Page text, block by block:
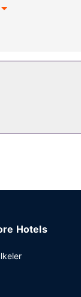
geçirebilmesi
ulaşımı
Hotels